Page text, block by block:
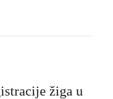
žiga u